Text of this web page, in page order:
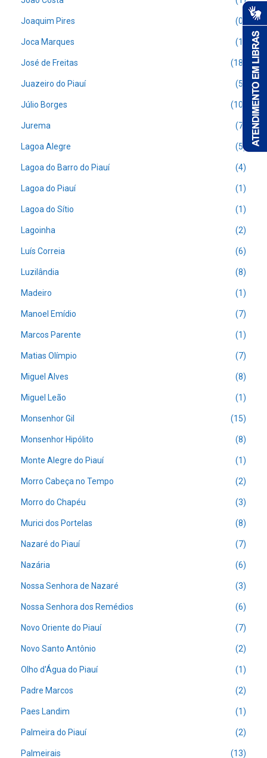
Joaquim Pires (0)
Joca Marques (1)
José de Freitas (18)
Juazeiro do Piauí (5)
Júlio Borges (10)
Jurema (7)
Lagoa Alegre (5)
Lagoa do Barro do Piauí (4)
Lagoa do Piauí (1)
Lagoa do Sítio (1)
Lagoinha (2)
Luís Correia (6)
Luzilândia (8)
Madeiro (1)
Manoel Emídio (7)
Marcos Parente (1)
Matias Olímpio (7)
Miguel Alves (8)
Miguel Leão (1)
Monsenhor Gil (15)
Monsenhor Hipólito (8)
Monte Alegre do Piauí (1)
Morro Cabeça no Tempo (2)
Morro do Chapéu (3)
Murici dos Portelas (8)
Nazaré do Piauí (7)
Nazária (6)
Nossa Senhora de Nazaré (3)
Nossa Senhora dos Remédios (6)
Novo Oriente do Piauí (7)
Novo Santo Antônio (2)
Olho d'Água do Piauí (1)
Padre Marcos (2)
Paes Landim (1)
Palmeira do Piauí (2)
Palmeirais (13)